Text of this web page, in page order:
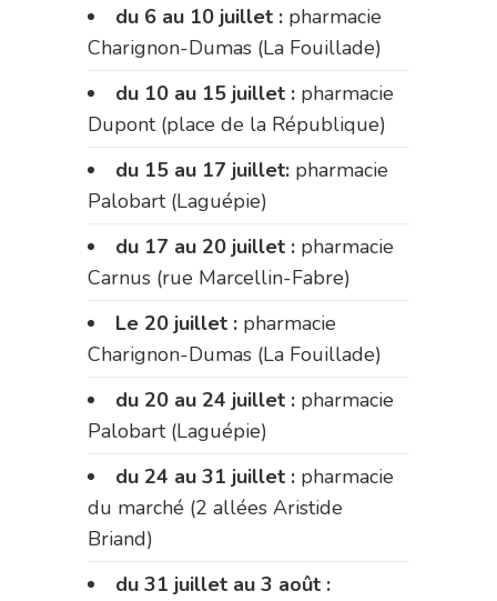
du 6 au 10 juillet : pharmacie
Charignon-Dumas (La Fouillade)
du 10 au 15 juillet : pharmacie
Dupont (place de la République)
du 15 au 17 juillet: pharmacie
Palobart (Laguépie)
du 17 au 20 juillet : pharmacie
Carnus (rue Marcellin-Fabre)
Le 20 juillet : pharmacie
Charignon-Dumas (La Fouillade)
du 20 au 24 juillet : pharmacie
Palobart (Laguépie)
du 24 au 31 juillet : pharmacie
du marché (2 allées Aristide
Briand)
du 31 juillet au 3 août :